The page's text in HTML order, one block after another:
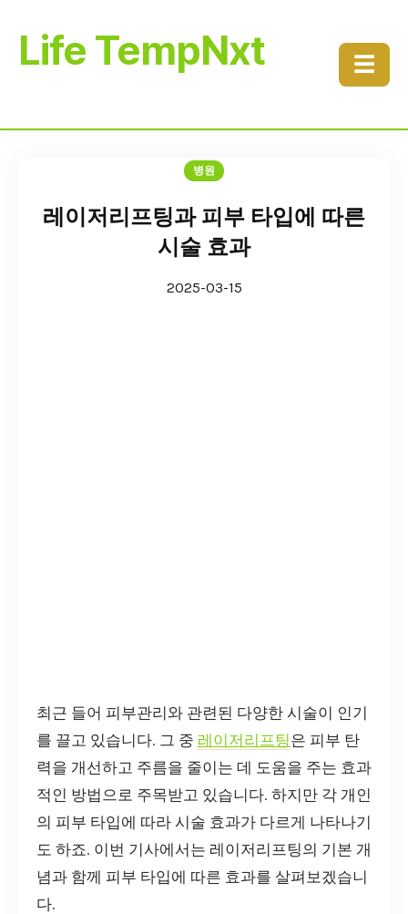
Life TempNxt ☰
병원
레이저리프팅과 피부 타입에 따른
시술 효과
2025-03-15
최근 들어 피부관리와 관련된 다양한 시술이 인기
를 끌고 있습니다. 그 중 레이저리프팅은 피부 탄
력을 개선하고 주름을 줄이는 데 도움을 주는 효과
적인 방법으로 주목받고 있습니다. 하지만 각 개인
의 피부 타입에 따라 시술 효과가 다르게 나타나기
도 하죠. 이번 기사에서는 레이저리프팅의 기본 개
념과 함께 피부 타입에 따른 효과를 살펴보겠습니
다.